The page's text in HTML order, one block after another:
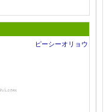
ピーシーオリョウ